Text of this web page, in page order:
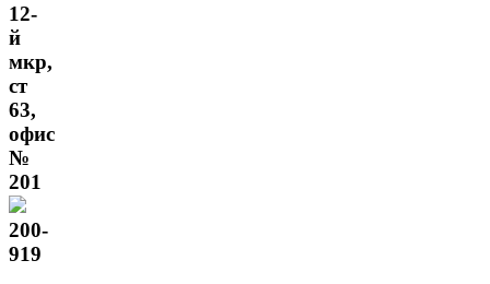
12-
й
мкр,
ст
63,
офис
№
201
200-
919